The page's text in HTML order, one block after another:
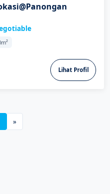
Lihat Profil
»